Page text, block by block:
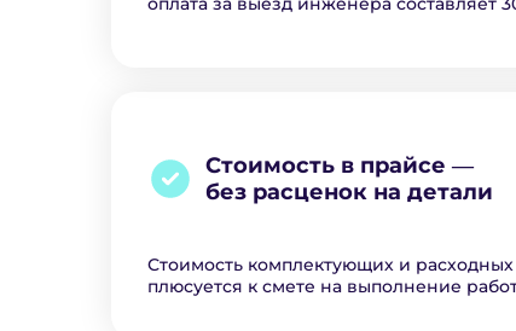
Стоимость в прайсе ―
без расценок на детали
Стоимость комплектующих и
плюсуется к смете на выполнение